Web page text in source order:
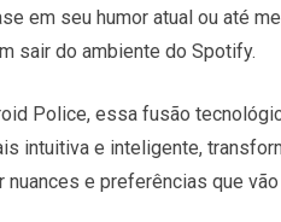
em seu humor atual ou até
sair do ambiente do Spotify.
Police, essa fusão
intuitiva e inteligente,
e preferências que